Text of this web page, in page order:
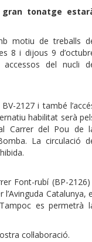
gran tonatge
motiu de treballs
8 i dijous 9
accessos del nucli
2127 i també
habilitat serà
Carrer del Pou de
La circulació
Font-rubí (BP-
l’Avinguda Catalunya,
es permetrà
col·laboració.